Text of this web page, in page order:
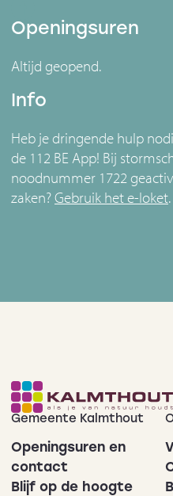
Openingsuren
Altijd geopend.
Info
Heb je dringende hulp
de 112 BE App! Bij
noodnummer 1722
zaken?Gebruik het e-loket.
Gemeente Kalmthout
Openingsuren en
contact
Blijf op de hoogte